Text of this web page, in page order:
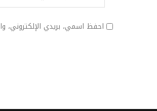
احفظ اسمي، بريدي الإلكتروني،